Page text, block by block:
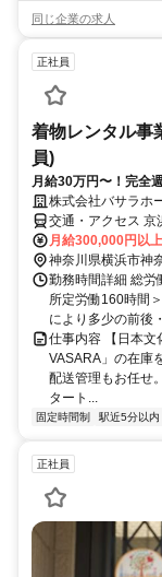
同じ企業の求人
正社員
着物レンタル事
員)
月給30万円〜！完全
株式会社バサラホ
交通・アクセス 京
子安駅」より徒歩
月給300,000円以上
神奈川県横浜市神
勤務時間詳細 総労
所定労働160時間
により多少の前後
仕事内容 【日本文
VASARA」の在庫
配送管理もお任
タート...
固定時間制 駅近5分以内
正社員